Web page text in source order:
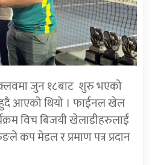
जुन १८बाट शुरु भएको
आएको थियो । फाईनल खेल
विच बिजयी खेलाडीहरुलाई
कप मेडल र प्रमाण पत्र प्रदान